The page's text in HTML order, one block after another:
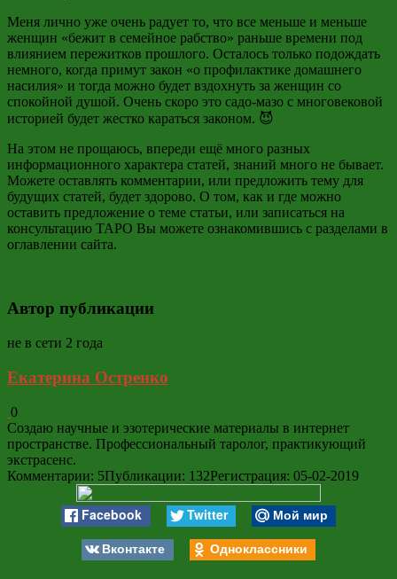
Меня лично уже очень радует то, что все меньше и меньше
женщин «бежит в семейное рабство» раньше времени под
влиянием пережитков прошлого. Осталось только подождать
немного, когда примут закон «о профилактике домашнего
насилия» и тогда можно будет вздохнуть за женщин со
спокойной душой. Очень скоро это садо-мазо с многовековой
историей будет жестко караться законом. 😈
На этом не прощаюсь, впереди ещё много разных
информационного характера статей, знаний много не бывает.
Можете оставлять комментарии, или предложить тему для
будущих статей, будет здорово. О том, как и где можно
оставить предложение о теме статьи, или записаться на
консультацию ТАРО Вы можете ознакомившись с разделами в
оглавлении сайта.
Автор публикации
не в сети 2 года
Екатерина Остренко
0
Создаю научные и эзотерические материалы в интернет
пространстве. Профессиональный таролог, практикующий
экстрасенс.
Комментарии: 5Публикации: 132Регистрация: 05-02-2019
Facebook Twitter
Мой мир
Вконтакте
Одноклассники